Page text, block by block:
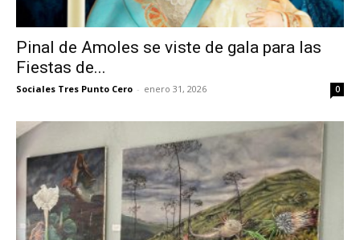
Pinal de Amoles se viste de gala para las
Fiestas de...
Sociales Tres Punto Cero - enero 31, 2026 0